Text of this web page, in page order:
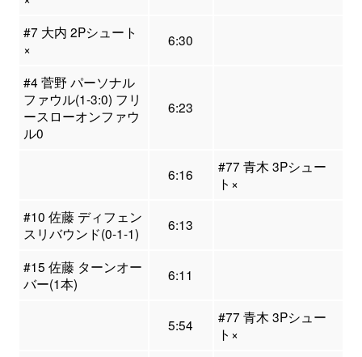
#7 大内 2Pシュート
×
6:30
#4 菅野 パーソナル
ファウル(1-3:0) フリ
ースローオンファウ
ル0
6:23
6:16
#77 青木 3Pシュー
ト×
#10 佐藤 ディフェン
スリバウンド(0-1-1)
6:13
#15 佐藤 ターンオー
バー(1本)
6:11
5:54
#77 青木 3Pシュー
ト×